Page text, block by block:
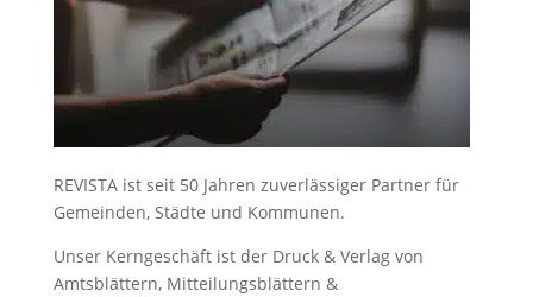
REVISTA ist seit 50 Jahren zuverlässiger Partner für
Gemeinden, Städte und Kommunen.
Unser Kerngeschäft ist der Druck & Verlag von
Amtsblättern, Mitteilungsblättern &